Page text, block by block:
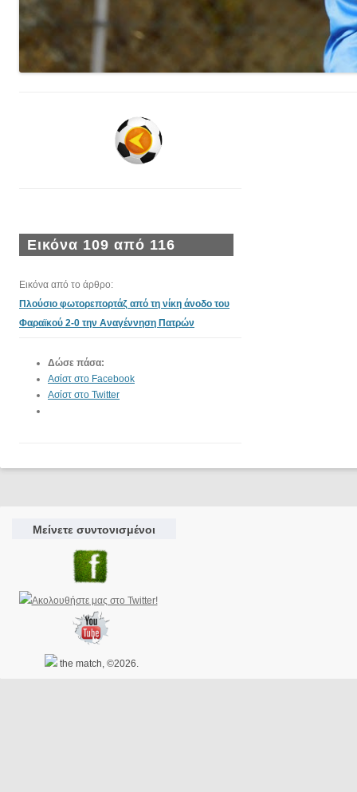
Εικόνα 109 από 116
Εικόνα από το άρθρο:
Πλούσιο φωτορεπορτάζ από τη νίκη άνοδο του
Φαραϊκού 2-0 την Αναγέννηση Πατρών
Δώσε πάσα:
Ασίστ στο Facebook
Ασίστ στο Twitter
Μείνετε συντονισμένοι
the match, ©2026.